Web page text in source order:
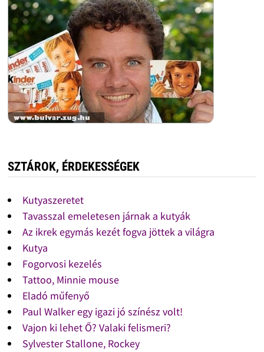
SZTÁROK, ÉRDEKESSÉGEK
Kutyaszeretet
Tavasszal emeletesen járnak a kutyák
Az ikrek egymás kezét fogva jöttek a világra
Kutya
Fogorvosi kezelés
Tattoo, Minnie mouse
Eladó műfenyő
Paul Walker egy igazi jó színész volt!
Vajon ki lehet Ő? Valaki felismeri?
Sylvester Stallone, Rockey